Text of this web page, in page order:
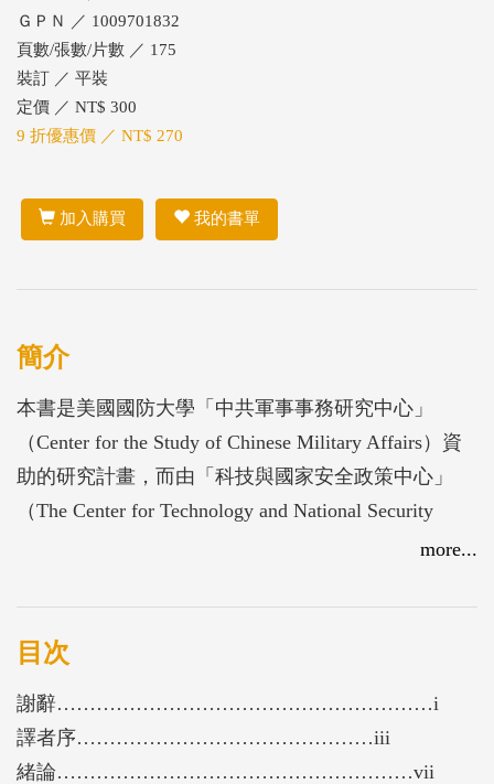
ＧＰＮ ／ 1009701832
頁數/張數/片數 ／ 175
裝訂 ／ 平裝
定價 ／ NT$ 300
9 折優惠價 ／ NT$ 270
加入購買 我的書單
簡介
本書是美國國防大學「中共軍事事務研究中心」
（Center for the Study of Chinese Military Affairs）資
助的研究計畫，而由「科技與國家安全政策中心」
（The Center for Technology and National Security
Policy）編輯與出版，全書從開始由美國軍力及中共
撰）、現在的中共以及未來軍事科技（第二篇由Tai
Ming Cheung撰）、人力資源 （第三篇由Timot
more...
目次
謝辭…………………………………………………i
譯者序………………………………………iii
緒論………………………………………………vii